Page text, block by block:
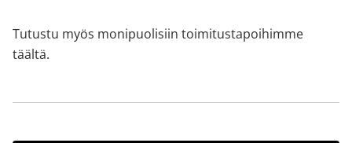
Tutustu myös monipuolisiin toimitustapoihimme
täältä.